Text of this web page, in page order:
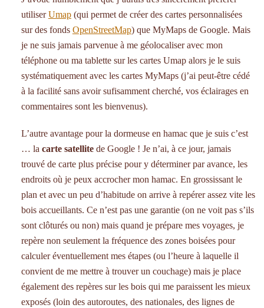
utiliserUmap(qui permet de créer des cartes personnalisées
sur des fonds OpenStreetMap) que MyMaps de Google. Mais
je ne suis jamais parvenue à me géolocaliser avec mon
téléphone ou ma tablette sur les cartes Umap alors je le suis
systématiquement avec les cartes MyMaps (j’ai peut-être cédé
à la facilité sans avoir sufisamment cherché, vos éclairages en
commentaires sont les bienvenus).
L’autre avantage pour la dormeuse en hamac que je suis c’est
… la carte satellitede Google ! Je n’ai, à ce jour, jamais
trouvé de carte plus précise pour y déterminer par avance, les
endroits où je peux accrocher mon hamac. En grossissant le
plan et avec un peu d’habitude on arrive à repérer assez vite les
bois accueillants. Ce n’est pas une garantie (on ne voit pas s’ils
sont clôturés ou non) mais quand je prépare mes voyages, je
repère non seulement la fréquence des zones boisées pour
calculer éventuellement mes étapes (ou l’heure à laquelle il
convient de me mettre à trouver un couchage) mais je place
également des repères sur les bois qui me paraissent les mieux
exposés (loin des autoroutes, des nationales, des lignes de